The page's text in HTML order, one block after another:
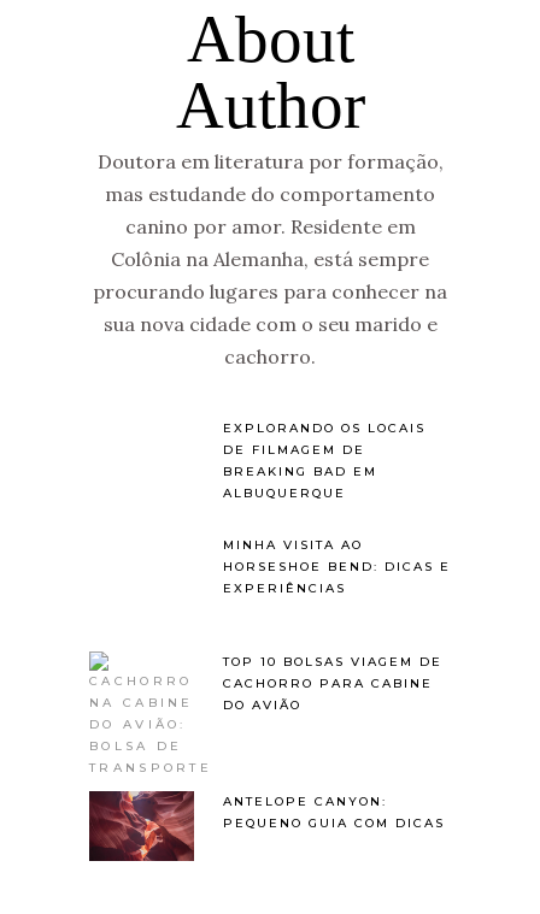
About
Author
Doutora em literatura por formação,
mas estudande do comportamento
canino por amor. Residente em
Colônia na Alemanha, está sempre
procurando lugares para conhecer na
sua nova cidade com o seu marido e
cachorro.
EXPLORANDO OS LOCAIS
DE FILMAGEM DE
BREAKING BAD EM
ALBUQUERQUE
MINHA VISITA AO
HORSESHOE BEND: DICAS E
EXPERIÊNCIAS
TOP 10 BOLSAS VIAGEM DE
CACHORRO PARA CABINE
DO AVIÃO
ANTELOPE CANYON:
PEQUENO GUIA COM DICAS